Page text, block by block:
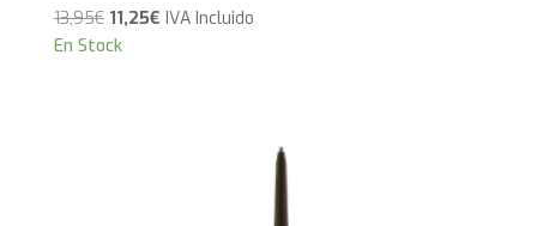
13,95€ El
precio
11,25€ElIVA Incluido
En Stock